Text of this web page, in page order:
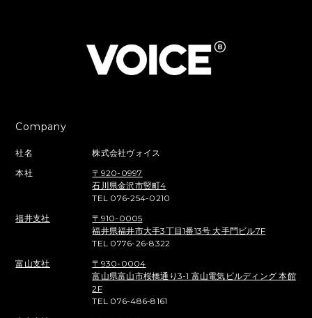
Company
社名
株式会社ヴォイス
本社
〒920-0997
石川県金沢市竪町4
TEL 076-254-0210
福井支社
〒910-0005
福井県福井市大手3丁目1番13号 大手門ビル7F
TEL 0776-26-8322
富山支社
〒930-0004
富山県富山市桜橋通り3-1 富山電気ビルディング 本館
2F
TEL 076-486-8161